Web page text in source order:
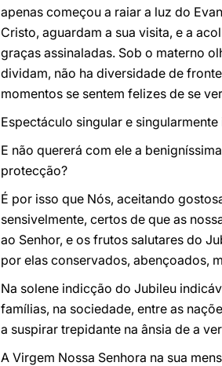
apenas começou a raiar a luz do
Cristo, aguardam a sua visita, e a
graças assinaladas. Sob o materno
dividam, não ha diversidade de
momentos se sentem felizes de se
Espectáculo singular e
E não quererá com ele a benigníssima
protecção?
É por isso que Nós, aceitando
sensivelmente, certos de que as
ao Senhor, e os frutos salutares do
por elas conservados, abençoados,
Na solene indicção do Jubileu
famílias, na sociedade, entre as
a suspirar trepidante na ânsia de a
A Virgem Nossa Senhora na sua